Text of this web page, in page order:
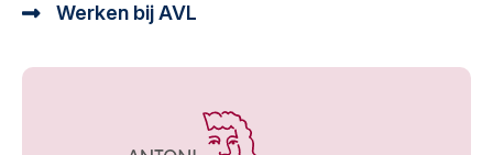
Werken bij AVL